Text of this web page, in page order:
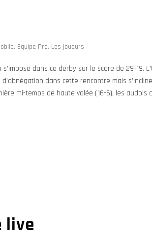
, Equipe Pro, Les joueurs
dans ce derby sur le score de 29-19.
dans cette rencontre mais
mi-temps de haute volée (16-6), les audois
live